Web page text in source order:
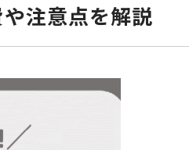
注意点を解説